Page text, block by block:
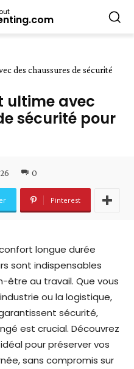
des chaussures de sécurité
ultime avec
sécurité pour
0
Pinterest
longue durée
sont indispensables
être au travail. Que vous
ou la logistique,
sécurité,
est crucial. Découvrez
pour préserver vos
sans compromis sur